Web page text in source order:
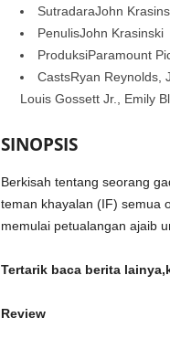
SutradaraJohn
PenulisJohn Krasinski
ProduksiParamount
CastsRyan Reynolds,
Louis Gossett Jr., Emily
SINOPSIS
Berkisah tentang seorang
teman khayalan (IF) semua
memulai petualangan ajaib
Tertarik baca berita
Review